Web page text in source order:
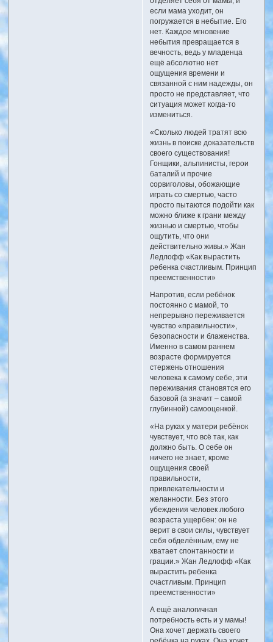
если мама уходит, он
погружается в небытие. Его
нет. Каждое мгновение
небытия превращается в
вечность, ведь у младенца
ещё абсолютно нет
ощущения времени и
связанной с ним надежды, он
просто не представляет, что
ситуация может когда-то
измениться.
«Сколько людей тратят всю
жизнь в поиске доказательств
своего существования!
Гонщики, альпинисты, герои
баталий и прочие
сорвиголовы, обожающие
играть со смертью, часто
просто пытаются подойти как
можно ближе к грани между
жизнью и смертью, чтобы
ощутить, что они
действительно живы.» Жан
Ледлофф «Как вырастить
ребенка счастливым. Принцип
преемственности»
Напротив, если ребёнок
постоянно с мамой, то
непрерывно переживается
чувство «правильности»,
безопасности и блаженства.
Именно в самом раннем
возрасте формируется
стержень отношения
человека к самому себе, эти
переживания становятся его
базовой (а значит – самой
глубинной) самооценкой.
«На руках у матери ребёнок
чувствует, что всё так, как
должно быть. О себе он
ничего не знает, кроме
ощущения своей
правильности,
привлекательности и
желанности. Без этого
убеждения человек любого
возраста ущербен: он не
верит в свои силы, чувствует
себя обделённым, ему не
хватает спонтанности и
грации.» Жан Ледлофф «Как
вырастить ребенка
счастливым. Принцип
преемственности»
А ещё аналогичная
потребность есть и у мамы!
Она хочет держать своего